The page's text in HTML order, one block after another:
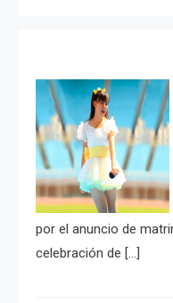
por el anuncio de
celebración de […]